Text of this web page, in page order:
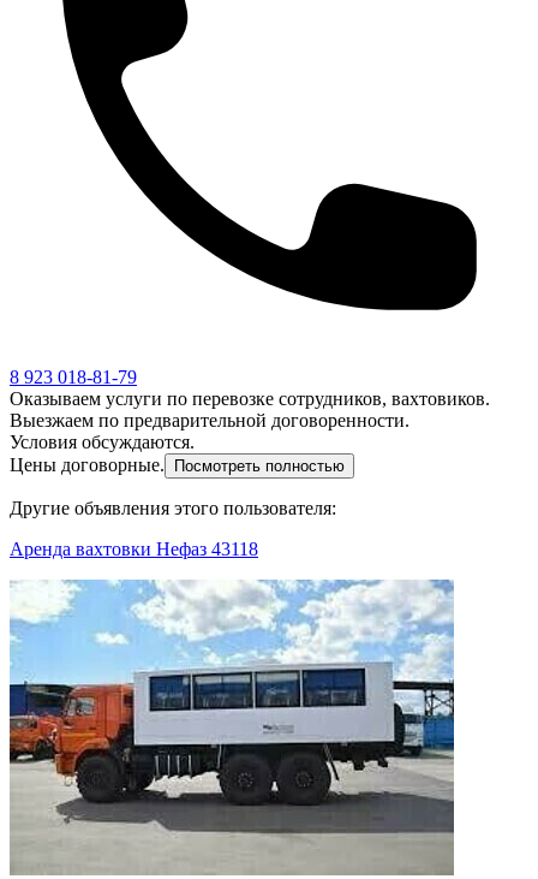
8 923 018-81-79
Оказываем услуги по перевозке сотрудников, вахтовиков.
Выезжаем по предварительной договоренности.
Условия обсуждаются.
Цены договорные.
Посмотреть полностью
Другие объявления этого пользователя:
Аренда вахтовки Нефаз 43118